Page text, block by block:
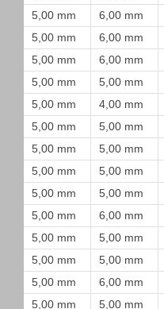
5,00 mm
6,00 mm
5,00 mm
6,00 mm
5,00 mm
6,00 mm
5,00 mm
5,00 mm
5,00 mm
4,00 mm
5,00 mm
5,00 mm
5,00 mm
5,00 mm
5,00 mm
5,00 mm
5,00 mm
5,00 mm
5,00 mm
6,00 mm
5,00 mm
5,00 mm
5,00 mm
5,00 mm
5,00 mm
6,00 mm
5,00 mm
5,00 mm